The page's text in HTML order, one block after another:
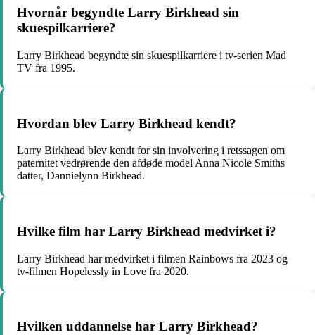
Hvornår begyndte Larry Birkhead sin
skuespilkarriere?
Larry Birkhead begyndte sin skuespilkarriere i tv-serien Mad
TV fra 1995.
Hvordan blev Larry Birkhead kendt?
Larry Birkhead blev kendt for sin involvering i retssagen om
paternitet vedrørende den afdøde model Anna Nicole Smiths
datter, Dannielynn Birkhead.
Hvilke film har Larry Birkhead medvirket i?
Larry Birkhead har medvirket i filmen Rainbows fra 2023 og
tv-filmen Hopelessly in Love fra 2020.
Hvilken uddannelse har Larry Birkhead?